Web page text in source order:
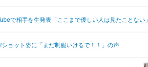
音楽
ペット
その他
で相手を生発表「ここまで優しい人は見たことない」
ョット姿に「まだ制服いけるで！！」の声